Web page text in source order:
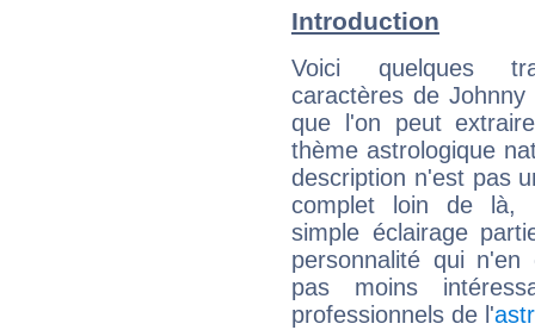
Introduction
Voici quelques
caractères de Johnny
que l'on peut
thème astrologique
description n'est pas
complet loin de là,
simple éclairage
personnalité qui n'en
pas moins
professionnels de l'